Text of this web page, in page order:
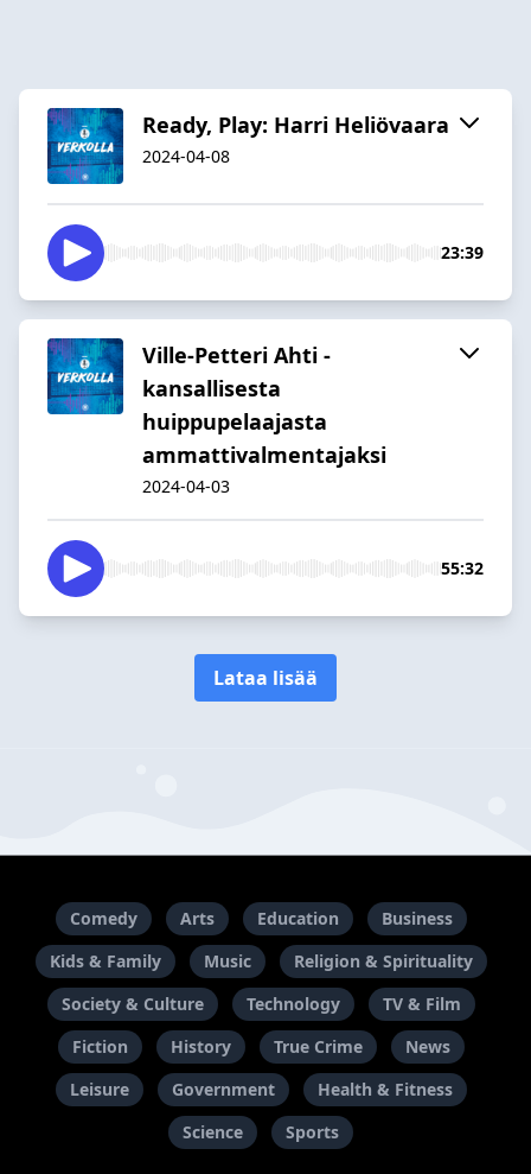
Ready, Play: Harri Heliövaara
2024-04-08
23:39
Ville-Petteri Ahti -
kansallisesta
huippupelaajasta
ammattivalmentajaksi
2024-04-03
55:32
Lataa lisää
Comedy Arts Education
Business
Kids & Family
Music
Religion & Spirituality
Society & Culture
Technology
TV & Film
Fiction
History True Crime
News
Leisure
Government
Health & Fitness
Science
Sports